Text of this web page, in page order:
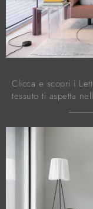
Clicca e scopri i
tessuto ti aspetta